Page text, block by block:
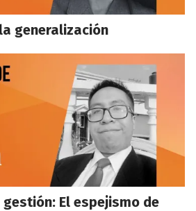
generalización
gestión: El espejismo de